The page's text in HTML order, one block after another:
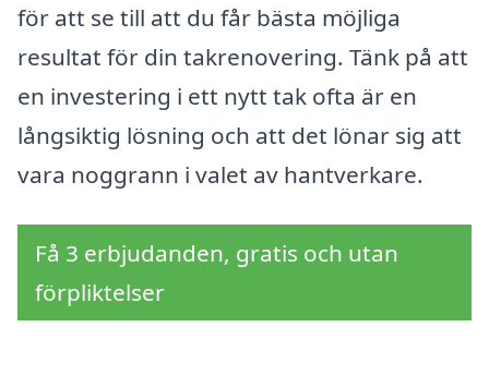
för att se till att du får bästa möjliga
resultat för din takrenovering. Tänk på att
en investering i ett nytt tak ofta är en
långsiktig lösning och att det lönar sig att
vara noggrann i valet av hantverkare.
Få 3 erbjudanden, gratis och utan
förpliktelser